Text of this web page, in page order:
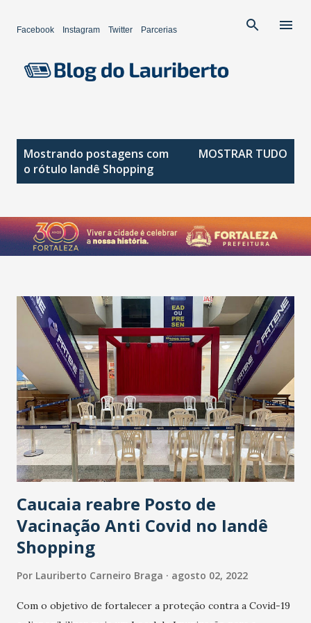
Facebook Instagram Twitter Parcerias
a
g
e
Mostrando postagens com
o rótulo Iandê Shopping
MOSTRAR TUDO
Caucaia reabre Posto de
Vacinação Anti Covid no Iandê
Shopping
Por Lauriberto Carneiro Braga agosto 02, 2022
Com o objetivo de fortalecer a proteção contra a Covid-19